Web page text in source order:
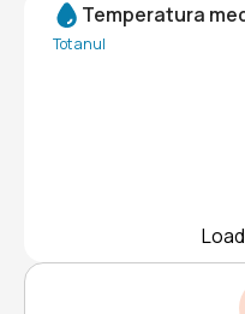
Temperatura
Tot anul